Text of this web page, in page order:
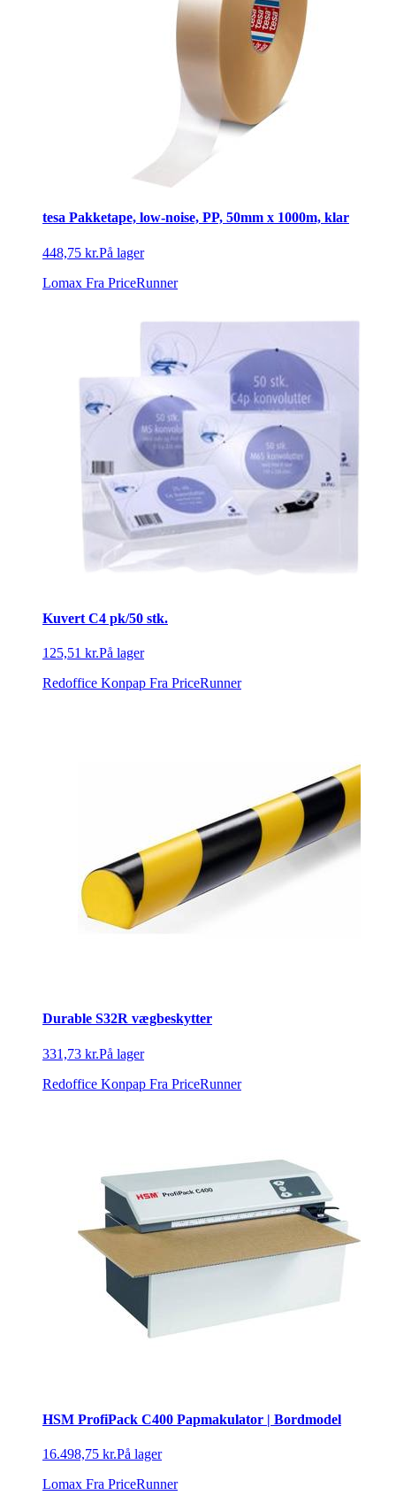
tesa Pakketape, low-noise, PP, 50mm x 1000m, klar
448,75 kr.På lager
Lomax Fra PriceRunner
Kuvert C4 pk/50 stk.
125,51 kr.På lager
Redoffice Konpap Fra PriceRunner
Durable S32R vægbeskytter
331,73 kr.På lager
Redoffice Konpap Fra PriceRunner
HSM ProfiPack C400 Papmakulator | Bordmodel
16.498,75 kr.På lager
Lomax Fra PriceRunner